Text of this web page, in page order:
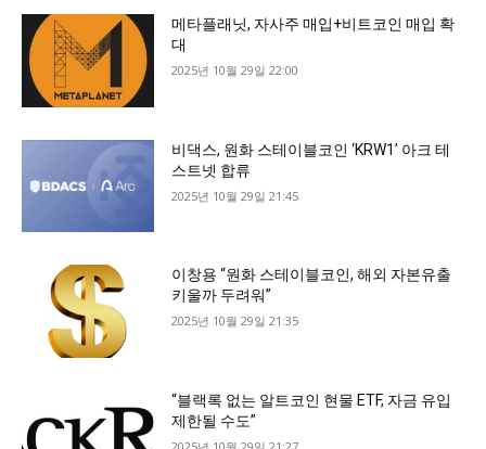
메타플래닛, 자사주 매입+비트코인 매입 확
대
2025년 10월 29일 22:00
비댁스, 원화 스테이블코인 ‘KRW1’ 아크 테
스트넷 합류
2025년 10월 29일 21:45
이창용 “원화 스테이블코인, 해외 자본유출
키울까 두려워”
2025년 10월 29일 21:35
“블랙록 없는 알트코인 현물 ETF, 자금 유입
제한될 수도”